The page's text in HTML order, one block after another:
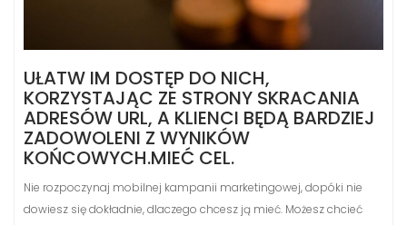
UŁATW IM DOSTĘP DO NICH,
KORZYSTAJĄC ZE STRONY SKRACANIA
ADRESÓW URL, A KLIENCI BĘDĄ BARDZIEJ
ZADOWOLENI Z WYNIKÓW
KOŃCOWYCH.MIEĆ CEL.
Nie rozpoczynaj mobilnej kampanii marketingowej, dopóki nie
dowiesz się dokładnie, dlaczego chcesz ją mieć. Możesz chcieć